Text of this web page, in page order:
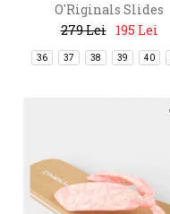
O'Riginals Slides
279 Lei
195 Lei
36 37 38 39 40